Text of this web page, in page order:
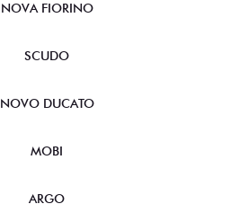
NOVA FIORINO
SCUDO
NOVO DUCATO
MOBI
ARGO